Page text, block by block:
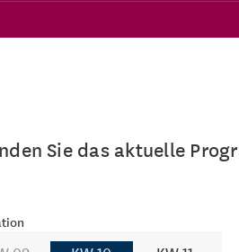
Sie das aktuelle